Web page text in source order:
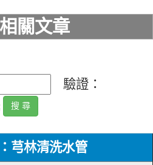
關文章
驗證：
芎林清洗水管